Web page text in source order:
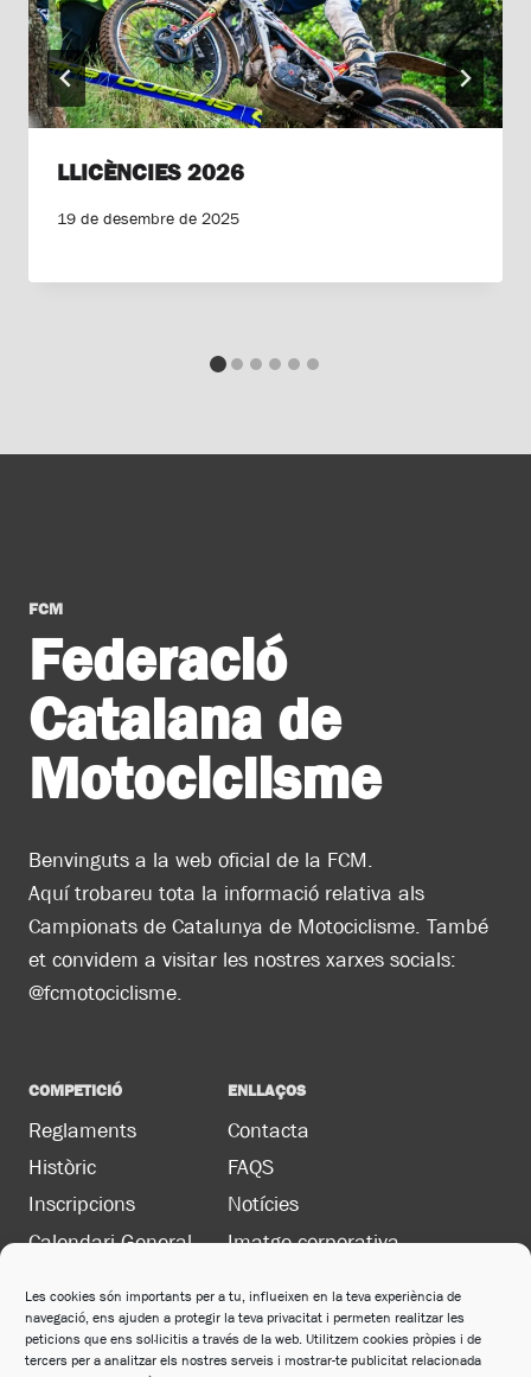
Les cookies són importants per a tu, influeixen en la teva experiència de
navegació, ens ajuden a protegir la teva privacitat i permeten realitzar les
peticions que ens sol·licitis a través de la web. Utilitzem cookies pròpies i de
tercers per a analitzar els nostres serveis i mostrar-te publicitat relacionada
LLICÈNCIES 2026
19 de desembre de 2025
FCM
Federació
Catalana de
Motociclisme
Benvinguts a la web oficial de la FCM.
Aquí trobareu tota la informació relativa als
Campionats de Catalunya de Motociclisme. També
et convidem a visitar les nostres xarxes socials:
@fcmotociclisme.
COMPETICIÓ
Reglaments
Històric
Inscripcions
Calendari General
ENLLAÇOS
Contacta
FAQS
Notícies
Imatge corporativa
LEGAL
Política de privacitat